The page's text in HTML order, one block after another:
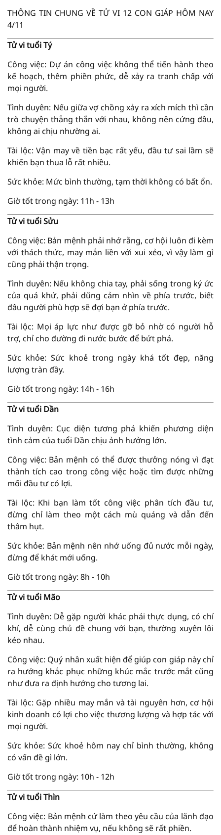
THÔNG TIN CHUNG VỀ TỬ VI 12 CON GIÁP HÔM NAY
4/11
Tử vi tuổi Tý
Công việc: Dự án công việc không thể tiến hành theo
kế hoạch, thêm phiền phức, dễ xảy ra tranh chấp với
mọi người.
Tình duyên: Nếu giữa vợ chồng xảy ra xích mích thì cần
trò chuyện thẳng thắn với nhau, không nên cứng đầu,
không ai chịu nhường ai.
Tài lộc: Vận may về tiền bạc rất yếu, đầu tư sai lầm sẽ
khiến bạn thua lỗ rất nhiều.
Sức khỏe: Mức bình thường, tạm thời không có bất ổn.
Giờ tốt trong ngày: 11h - 13h
Tử vi tuổi Sửu
Công việc: Bản mệnh phải nhớ rằng, cơ hội luôn đi kèm
với thách thức, may mắn liền với xui xẻo, vì vậy làm gì
cũng phải thận trọng.
Tình duyên: Nếu không chia tay, phải sống trong ký ức
của quá khứ, phải dũng cảm nhìn về phía trước, biết
đâu người phù hợp sẽ đợi bạn ở phía trước.
Tài lộc: Mọi áp lực như được gỡ bỏ nhờ có người hỗ
trợ, chỉ cho đường đi nước bước để bứt phá.
Sức khỏe: Sức khoẻ trong ngày khá tốt đẹp, năng
lượng tràn đầy.
Giờ tốt trong ngày: 14h - 16h
Tử vi tuổi Dần
Tình duyên: Cục diện tương phá khiến phương diện
tình cảm của tuổi Dần chịu ảnh hưởng lớn.
Công việc: Bản mệnh có thể được thưởng nóng vì đạt
thành tích cao trong công việc hoặc tìm được những
mối đầu tư có lợi.
Tài lộc: Khi bạn làm tốt công việc phân tích đầu tư,
đừng chỉ làm theo một cách mù quáng và dẫn đến
thâm hụt.
Sức khỏe: Bản mệnh nên nhớ uống đủ nước mỗi ngày,
đừng để khát mới uống.
Giờ tốt trong ngày: 8h - 10h
Tử vi tuổi Mão
Tình duyên: Dễ gặp người khác phái thực dụng, có chí
khí, dễ cùng chủ đề chung với bạn, thường xuyên lôi
kéo nhau.
Công việc: Quý nhân xuất hiện để giúp con giáp này chỉ
ra hướng khắc phục những khúc mắc trước mắt cũng
như đưa ra định hướng cho tương lai.
Tài lộc: Gặp nhiều may mắn và tài nguyên hơn, cơ hội
kinh doanh có lợi cho việc thương lượng và hợp tác với
mọi người.
Sức khỏe: Sức khoẻ hôm nay chỉ bình thường, không
có vấn đề gì lớn.
Giờ tốt trong ngày: 10h - 12h
Tử vi tuổi Thìn
Công việc: Bản mệnh cứ làm theo yêu cầu của lãnh đạo
để hoàn thành nhiệm vụ, nếu không sẽ rất phiền.